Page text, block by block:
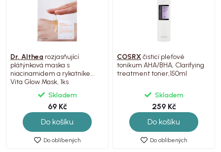
Dr. Althea rozjasňující
plátýnková maska s
niacinamidem a rykatníkem,
Vita Glow Mask, 1ks
Skladem
69 Kč
Do košíku
Do oblíbených
COSRXčisticí pleťové
tonikum AHA/BHA, Clarifying
treatment toner,150ml
Skladem
259 Kč
Do košíku
Do oblíbených